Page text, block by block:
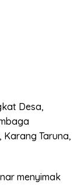
Desa,
Taruna,
menyimak